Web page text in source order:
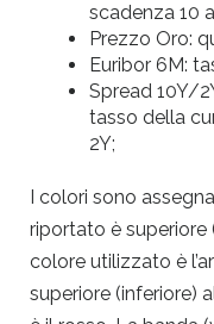
scadenza 10
Prezzo Oro:
Euribor 6M:
Spread 10Y/
tasso della
2Y;
I colori sono
riportato è superiore
colore utilizzato è
superiore (inferiore)